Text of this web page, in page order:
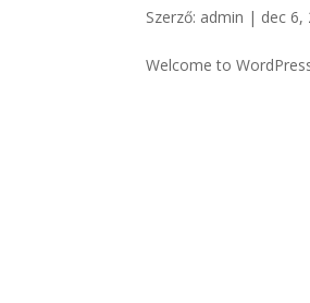
Szerző: admin | dec 6,
Welcome to